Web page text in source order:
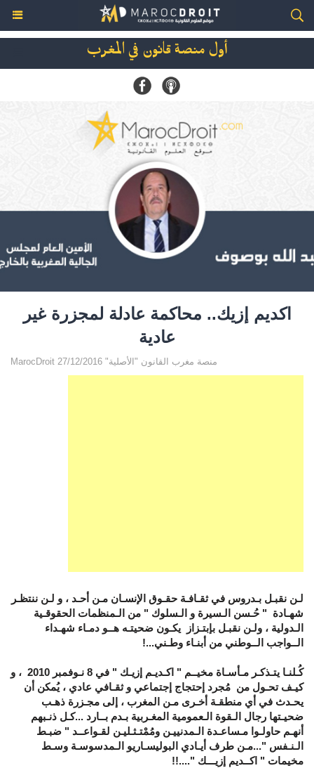
أول منصة قانون في المغرب
اكديم إزيك.. محاكمة عادلة لمجزرة غير
عادية
MarocDroit منصة مغرب القانون "الأصلية" 27/12/2016
لـن نقبـل بـدروس في ثقـافـة حقـوق الإنسـان مـن أحـد ، و لـن ننتظـر
شهـادة " حُـسن الـسيرة و الـسلوك " من الـمنظمات الحقوقـية
الـدولية ، ولـن نقبـل بإبتـزاز يكـون ضحيتـه هــو دمـاء شهـداء
الــواجب الــوطني من أبنـاء وطـني...!
كُـلنـا يتـذكـر مـأسـاة مخيــم " اكـديـم إزيـك " في 8 نـوفمبر 2010 ، و
كيـف تحـول من مُجرد إحتجاج إجتماعي و ثقـافي عادي ، يُمكن أن
يحـدث في أي منطقـة أخـرى مـن المغرب ، إلى مجـزرة ذهـب
ضحيـتها رجال الـقوة الـعمومية المغـربية بـدم بــارد ...كـل ذنـبهم
أنهـم حاولـوا مـساعـدة الـمدنييـن ومُمْتـثـليـن لقـواعــد " ضبـط
الـنـفس "...مـن طرف أيـادي البوليسـاريو الـمدسوسـة وسـط
مخيمات " اكــديم إزيـــك "....!!